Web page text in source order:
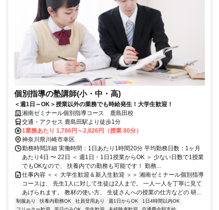
個別指導の塾講師(小・中・高)
＜週1日～OK＞授業以外の業務でも時給発生！大学生歓迎！
湘南ゼミナール個別指導コース 鹿島田校
交通・アクセス 鹿島田駅より徒歩1分
1業務あたり 1,786円～2,826円（授業 80分）
神奈川県川崎市幸区
勤務時間詳細 実働時間：1日あたり1時間20分 平均勤務日数：1ヶ月
あたり4日 〜 22日 ＜ 週1日・1日1授業からOK ＞ 少ない日数で1授業
でもOKなので、 扶養内での勤務も可能です！ 勤務...
仕事内容 ＜＜ 大学生歓迎＆新入生歓迎 ＞＞ 湘南ゼミナール個別指導
コースは、 先生1人に対して生徒は2人まで。 一人一人を丁寧に見て
あげられます。 教材の使い方、 生徒さんへの授業の仕方などの 研...
制服あり 扶養内勤務OK 社員登用あり 週1日からOK
1日4時間以内OK